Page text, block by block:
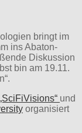
bringt im
ins Abaton-
Diskussion
bin am 19.11.
und
organisiert